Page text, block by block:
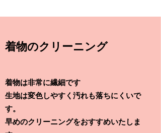
着物のクリーニング
着物は非常に繊細です
生地は変色しやすく汚れも落ちにくいで
す。
早めのクリーニングをおすすめいたしま